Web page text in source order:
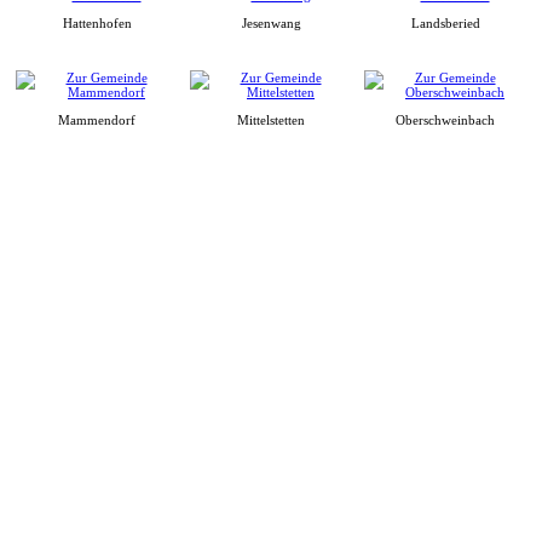
Hattenhofen Jesenwang Landsberied
Mammendorf Mittelstetten Oberschweinbach